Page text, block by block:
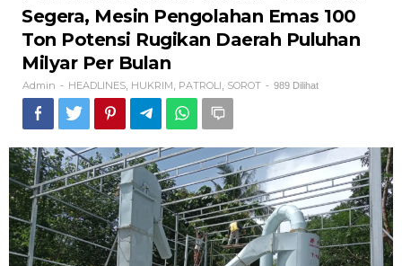
Segera, Mesin Pengolahan Emas 100
Ton Potensi Rugikan Daerah Puluhan
Milyar Per Bulan
Admin - HEADLINES HUKRIM PATROLI SOROT - 989 Dilihat